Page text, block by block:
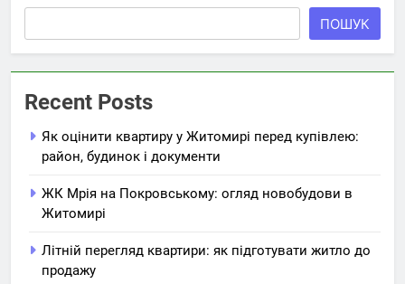
ПОШУК
Recent Posts
Як оцінити квартиру у Житомирі перед купівлею:
район, будинок і документи
ЖК Мрія на Покровському: огляд новобудови в
Житомирі
Літній перегляд квартири: як підготувати житло до
продажу